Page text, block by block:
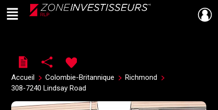
Live
En Direct
Menu
Accueil Colombie-Britannique
Richmond
308-7240 Lindsay Road